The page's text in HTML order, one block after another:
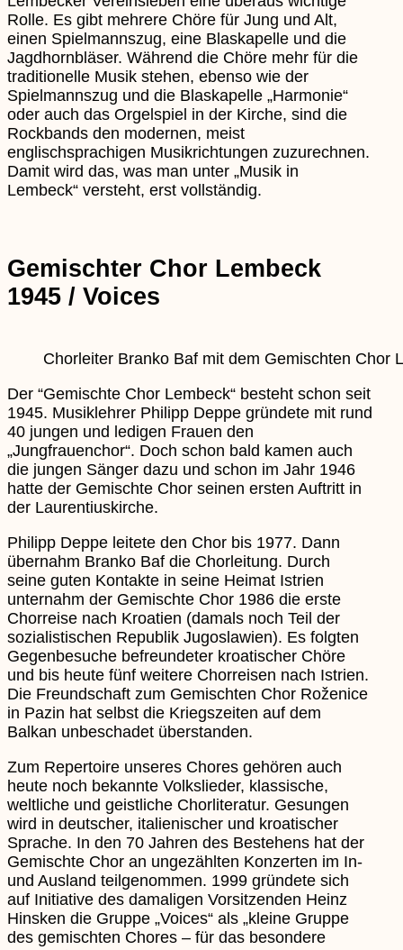
Rolle. Es gibt mehrere Chöre für Jung und Alt,
einen Spielmannszug, eine Blaskapelle und die
Jagdhornbläser. Während die Chöre mehr für die
traditionelle Musik stehen, ebenso wie der
Spielmannszug und die Blaskapelle „Harmonie“
oder auch das Orgelspiel in der Kirche, sind die
Rockbands den modernen, meist
englischsprachigen Musikrichtungen zuzurechnen.
Damit wird das, was man unter „Musik in
Lembeck“ versteht, erst vollständig.
Gemischter Chor Lembeck
1945 / Voices
Chorleiter Branko Baf mit dem Gemischten Chor
Der “Gemischte Chor Lembeck“ besteht schon seit
1945. Musiklehrer Philipp Deppe gründete mit rund
40 jungen und ledigen Frauen den
„Jungfrauenchor“. Doch schon bald kamen auch
die jungen Sänger dazu und schon im Jahr 1946
hatte der Gemischte Chor seinen ersten Auftritt in
der Laurentiuskirche.
Philipp Deppe leitete den Chor bis 1977. Dann
übernahm Branko Baf die Chorleitung. Durch
seine guten Kontakte in seine Heimat Istrien
unternahm der Gemischte Chor 1986 die erste
Chorreise nach Kroatien (damals noch Teil der
sozialistischen Republik Jugoslawien). Es folgten
Gegenbesuche befreundeter kroatischer Chöre
und bis heute fünf weitere Chorreisen nach Istrien.
Die Freundschaft zum Gemischten Chor Roženice
in Pazin hat selbst die Kriegszeiten auf dem
Balkan unbeschadet überstanden.
Zum Repertoire unseres Chores gehören auch
heute noch bekannte Volkslieder, klassische,
weltliche und geistliche Chorliteratur. Gesungen
wird in deutscher, italienischer und kroatischer
Sprache. In den 70 Jahren des Bestehens hat der
Gemischte Chor an ungezählten Konzerten im In-
und Ausland teilgenommen. 1999 gründete sich
auf Initiative des damaligen Vorsitzenden Heinz
Hinsken die Gruppe „Voices“ als „kleine Gruppe
des gemischten Chores – für das besondere